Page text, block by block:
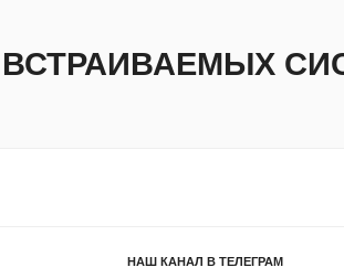
ВСТРАИВАЕМЫХ
НАШ КАНАЛ В ТЕЛЕГРАМ